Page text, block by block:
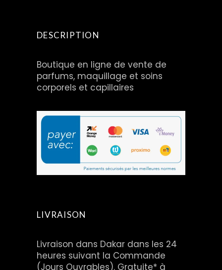
DESCRIPTION
Boutique en ligne de vente de
parfums, maquillage et soins
corporels et capillaires
LIVRAISON
Livraison dans Dakar dans les 24
heures suivant la Commande
(Jours Ouvrables). Gratuite* à